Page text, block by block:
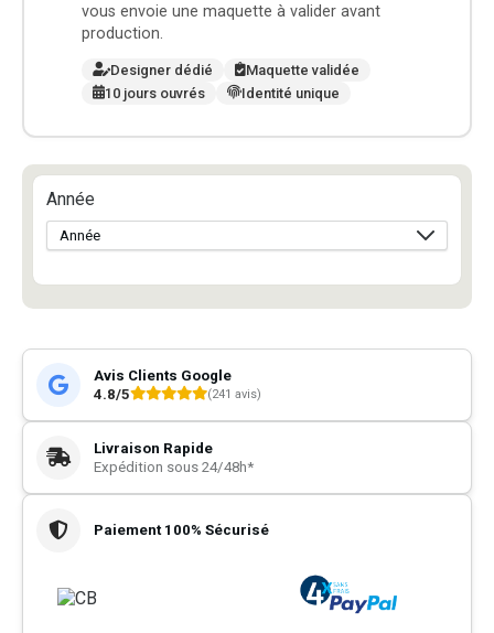
vous envoie une maquette à valider avant
production.
Designer dédié
Maquette validée
10 jours ouvrés
Identité unique
Année
Avis Clients Google
4.8/5
(241 avis)
Livraison Rapide
Expédition sous 24/48h*
Paiement 100% Sécurisé